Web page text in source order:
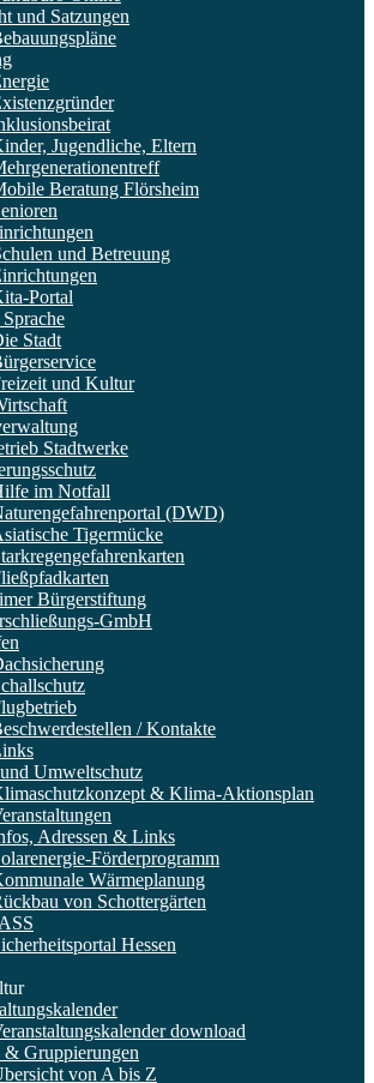
und Satzungen
Jugendliche, Eltern
Beratung Flörsheim
und Betreuung
Portal
Stadt
und Kultur
Stadtwerke
im Notfall
(DWD)
Tigermücke
Bürgerstiftung
GmbH
/ Kontakte
Umweltschutz
& Klima-Aktionsplan
Adressen & Links
Förderprogramm
Wärmeplanung
von Schottergärten
Hessen
download
& Gruppierungen
von A bis Z